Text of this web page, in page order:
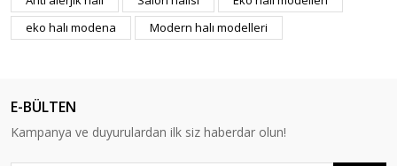
eko halı modena
Modern halı modelleri
E-BÜLTEN
Kampanya ve duyurulardan ilk siz haberdar olun!